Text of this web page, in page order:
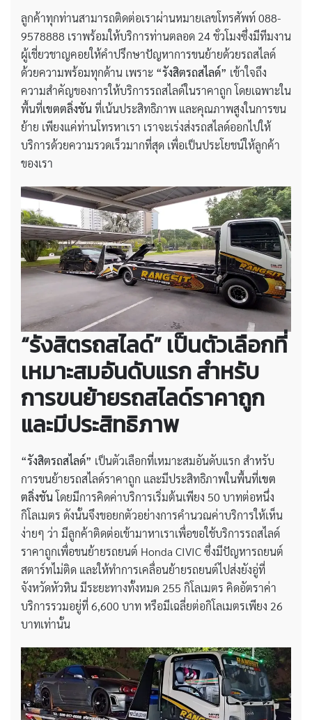
ลูกค้าทุกท่านสามารถติดต่อเราผ่านหมายเลขโทรศัพท์ 088-
9578888 เราพร้อมให้บริการท่านตลอด 24 ชั่วโมงซึ่งมีทีมงาน
ผู้เชี่ยวชาญคอยให้คำปรึกษาปัญหาการขนย้ายด้วยรถสไลด์
ด้วยความพร้อมทุกด้าน เพราะ “รังสิตรถสไลด์” เข้าใจถึง
ความสำคัญของการให้บริการรถสไลด์ในราคาถูก โดยเฉพาะใน
พื้นที่เขตตลิ่งชันที่เน้นประสิทธิภาพ และคุณภาพสูงในการขน
ย้าย เพียงแค่ท่านโทรหาเรา เราจะเร่งส่งรถสไลด์ออกไปให้
บริการด้วยความรวดเร็วมากที่สุด เพื่อเป็นประโยชน์ให้ลูกค้า
ของเรา
“รังสิตรถสไลด์” เป็นตัวเลือกที่
เหมาะสมอันดับแรก สำหรับ
การขนย้ายรถสไลด์ราคาถูก
และมีประสิทธิภาพ
“รังสิตรถสไลด์” เป็นตัวเลือกที่เหมาะสมอันดับแรก สำหรับ
การขนย้ายรถสไลด์ราคาถูก และมีประสิทธิภาพในพื้นที่เขต
ตลิ่งชันโดยมีการคิดค่าบริการเริ่มต้นเพียง 50 บาทต่อหนึ่ง
กิโลเมตร ดังนั้นจึงขอยกตัวอย่างการคำนวณค่าบริการให้เห็น
ง่ายๆ ว่า มีลูกค้าติดต่อเข้ามาหาเราเพื่อขอใช้บริการรถสไลด์
ราคาถูกเพื่อขนย้ายรถยนต์ Honda CIVIC ซึ่งมีปัญหารถยนต์
สตาร์ทไม่ติด และให้ทำการเคลื่อนย้ายรถยนต์ไปส่งยังอู่ที่
จังหวัดหัวหิน มีระยะทางทั้งหมด 255 กิโลเมตร คิดอัตราค่า
บริการรวมอยู่ที่ 6,600 บาท หรือมีเฉลี่ยต่อกิโลเมตรเพียง 26
บาทเท่านั้น